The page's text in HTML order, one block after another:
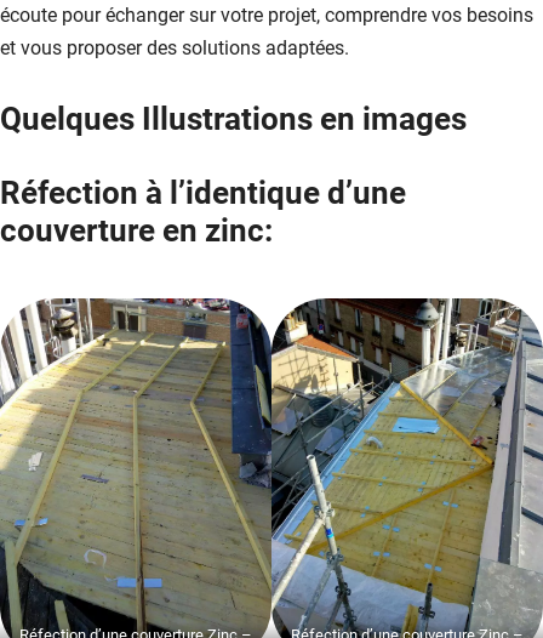
écoute pour échanger sur votre projet, comprendre vos besoins
et vous proposer des solutions adaptées.
Quelques Illustrations en images
Réfection à l’identique d’une
couverture en zinc: